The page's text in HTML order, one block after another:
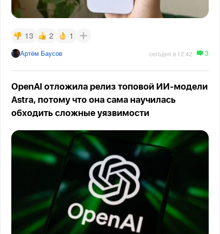
13 2 1
Артём Баусов сегодня в 12:42 3
OpenAI отложила релиз топовой ИИ-модели
Astra, потому что она сама научилась
обходить сложные уязвимости